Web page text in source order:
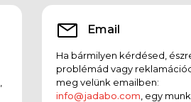
Email
Ha bármilyen kérdésed,
problémád vagy
meg velünk emailben:
info@jadabo.com , egy